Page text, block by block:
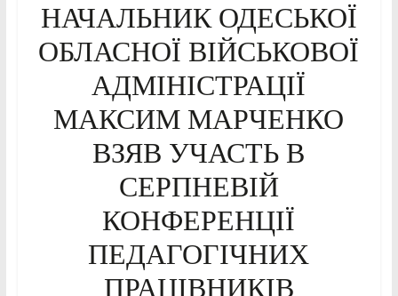
НАЧАЛЬНИК ОДЕСЬКОЇ
ОБЛАСНОЇ ВІЙСЬКОВОЇ
АДМІНІСТРАЦІЇ
МАКСИМ МАРЧЕНКО
ВЗЯВ УЧАСТЬ В
СЕРПНЕВІЙ
КОНФЕРЕНЦІЇ
ПЕДАГОГІЧНИХ
ПРАЦІВНИКІВ